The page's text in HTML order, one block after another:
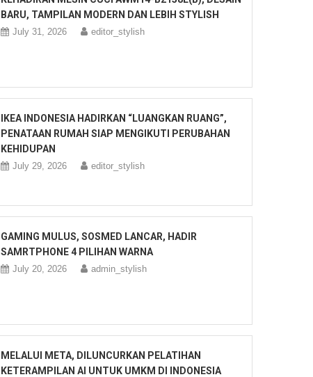
BARU, TAMPILAN MODERN DAN LEBIH STYLISH
July 31, 2026 editor_stylish
IKEA INDONESIA HADIRKAN “LUANGKAN RUANG”,
PENATAAN RUMAH SIAP MENGIKUTI PERUBAHAN
KEHIDUPAN
July 29, 2026 editor_stylish
GAMING MULUS, SOSMED LANCAR, HADIR
SAMRTPHONE 4 PILIHAN WARNA
July 20, 2026 admin_stylish
MELALUI META, DILUNCURKAN PELATIHAN
KETERAMPILAN AI UNTUK UMKM DI INDONESIA